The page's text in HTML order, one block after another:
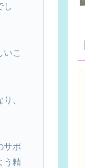
し
いこ
、
サポ
う精